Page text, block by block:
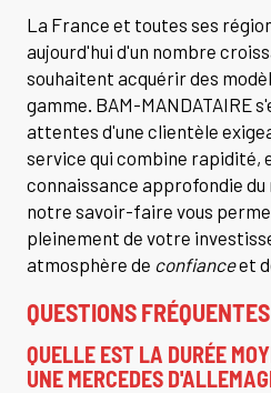
La France et toutes ses
aujourd'hui d'un nombre
souhaitent acquérir des
gamme. BAM-MANDATAIRE
attentes d'une clientèle
service qui combine rapidité,
connaissance approfondie du
notre savoir-faire vous
pleinement de votre
atmosphère de confianceet
QUESTIONS FRÉQUENTES
QUELLE EST LA DURÉE
UNE MERCEDES